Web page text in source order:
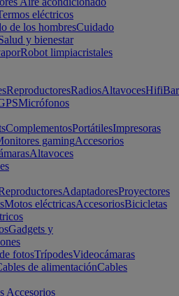
eléctricos
de los hombresCuidado
y bienestar
Robot limpiacristales
ReproductoresRadiosAltavocesHifi
Micrófonos
ComplementosPortátilesImpresoras
gamingAccesorios
Altavoces
AdaptadoresProyectores
Motos eléctricasAccesoriosBicicletas
Gadgets y
fotosTrípodesVideocámaras
de alimentaciónCables
Accesorios